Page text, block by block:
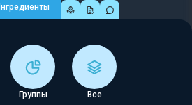
Группы Все